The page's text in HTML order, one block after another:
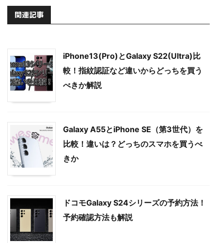
関連記事
iPhone13(Pro)とGalaxy S22(Ultra)比
較！指紋認証など違いからどっちを買う
べきか解説
Galaxy A55とiPhone SE（第3世代）を
比較！違いは？どっちのスマホを買うべ
きか
ドコモGalaxy S24シリーズの予約方法！
予約確認方法も解説